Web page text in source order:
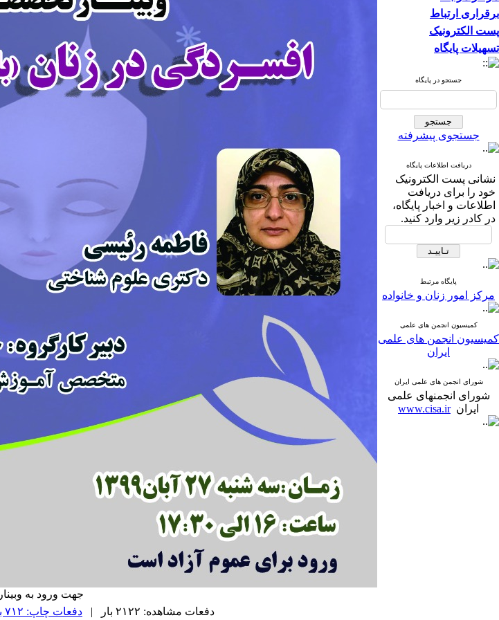
برقراری ارتباط
پست الکترونیک
تسهیلات پایگاه
جستجو در پایگاه
جستجوی پیشرفته
دریافت اطلاعات پایگاه
نشانی پست الکترونیک
خود را برای دریافت
اطلاعات و اخبار پایگاه،
در کادر زیر وارد کنید.
پایگاه مرتبط
مرکز امور زنان و خانواده
کمیسیون انجمن های علمی
کمیسیون انجمن های علمی
ایران
شورای انجمن های علمی ایران
شورای انجمنهای علمی
ایرانwww.cisa.ir
جهت ورود به وبینار
دفعات مشاهده: ۲۱۲۲ بار | دفعات چاپ: ۷۱۲ بار